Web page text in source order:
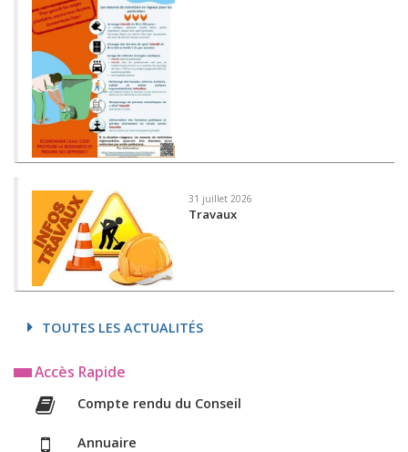
31 juillet 2026
Travaux
TOUTES LES ACTUALITÉS
Accès Rapide
Compte rendu du Conseil
Annuaire